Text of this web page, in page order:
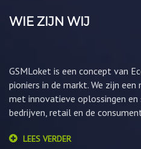
WIE ZIJN WIJ
GSMLoket is een concept van
pioniers in de markt. We zijn
met innovatieve oplossingen
bedrijven, retail en de
LEES VERDER